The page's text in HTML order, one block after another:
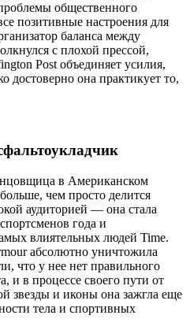
общественного
позитивные настроения для
баланса между
с плохой прессой,
Post объединяет усилия,
достоверно она практикует то,
в Американском
больше, чем просто делится
аудиторией — она стала
года и
влиятельных людей Time.
абсолютно уничтожила
что у нее нет правильного
и в процессе своего пути от
звезды и иконы она зажгла еще
тела и спортивных